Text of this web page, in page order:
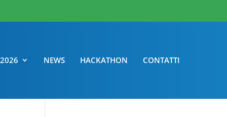
NEWS HACKATHON CONTATTI